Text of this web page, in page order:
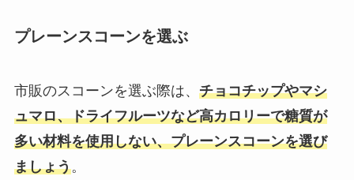
プレーンスコーンを選ぶ
市販のスコーンを選ぶ際は、 チョコチップやマシ
ュマロ、ドライフルーツなど高カロリーで糖質が
多い材料を使用しない、プレーンスコーンを選び
ましょう。